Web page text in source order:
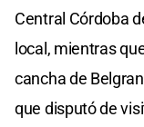
Central Córdoba
local, mientras
cancha de
que disputó de